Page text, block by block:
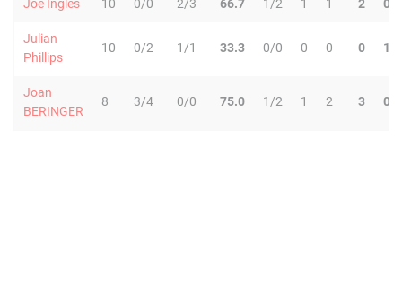
Joe Ingles 10 0/0 2/3 66.7 1/2 1 1 2 0
Julian
Phillips
10 0/2 1/1 33.3 0/0 0 0 0 1
Joan
BERINGER
8 3/4 0/0 75.0 1/2 1 2 3 0